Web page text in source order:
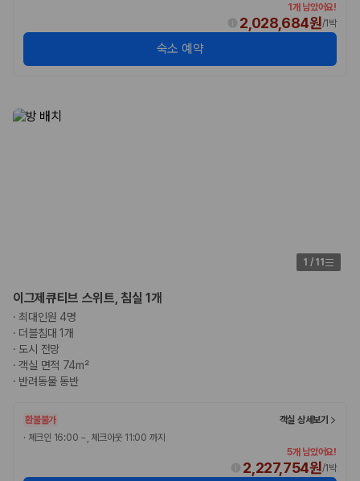
1개 남았어요!
2,028,684원/1박
숙소 예약
1 / 11
이그제큐티브 스위트, 침실 1개
· 최대인원 4명
· 더블침대 1개
· 도시 전망
·객실 면적 74m²
· 반려동물 동반
환불불가
객실 상세보기
· 체크인 16:00 ~, 체크아웃 11:00 까지
5개 남았어요!
2,227,754원/1박